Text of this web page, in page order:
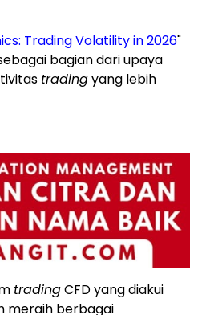
Trading Volatility in 2026"
bagian dari upaya
tradingyang lebih
tradingCFD yang diakui
meraih berbagai